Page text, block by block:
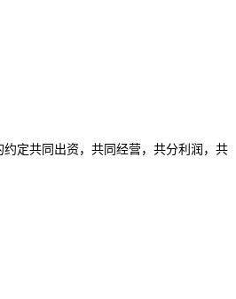
定共同出资，共同经营，共分利润，共